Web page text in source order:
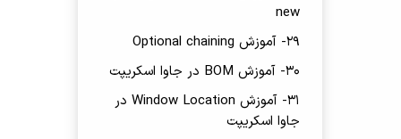
new
29- آموزش Optional chaining
30- آموزش BOM در جاوا اسکریپت
31- آموزش Window Location در
جاوا اسکریپت